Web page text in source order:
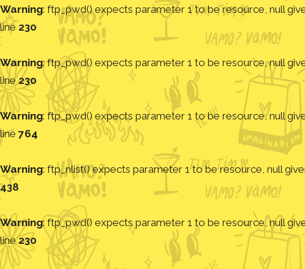
Warning: ftp_pwd() expects parameter 1 to be resource, null
line 230
Warning: ftp_pwd() expects parameter 1 to be resource, null
line230
Warning: ftp_pwd() expects parameter 1 to be resource, null
line 764
Warning: ftp_nlist() expects parameter 1 to be resource, null
438
Warning: ftp_pwd() expects parameter 1 to be resource, null
line230